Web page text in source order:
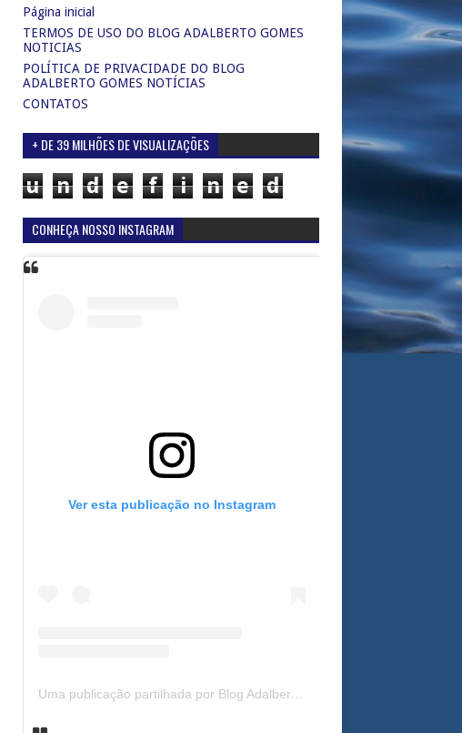
Página inicial
TERMOS DE USO DO BLOG ADALBERTO GOMES
NOTICIAS
POLÍTICA DE PRIVACIDADE DO BLOG
ADALBERTO GOMES NOTÍCIAS
CONTATOS
+ DE 39 MILHÕES DE VISUALIZAÇÕES
u n d e f i n e d
CONHEÇA NOSSO INSTAGRAM
Ver esta publicação no Instagram
Uma publicação partilhada por Blog Adalberto Gomes Noticias (@blogadalbertogomesnoticiass)